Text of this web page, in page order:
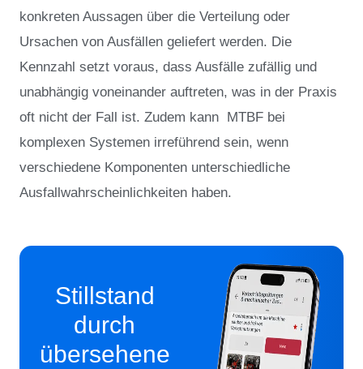
konkreten Aussagen über die Verteilung oder
Ursachen von Ausfällen geliefert werden. Die
Kennzahl setzt voraus, dass Ausfälle zufällig und
unabhängig voneinander auftreten, was in der Praxis
oft nicht der Fall ist. Zudem kann MTBF bei
komplexen Systemen irreführend sein, wenn
verschiedene Komponenten unterschiedliche
Ausfallwahrscheinlichkeiten haben.
Stillstand
durch
übersehene